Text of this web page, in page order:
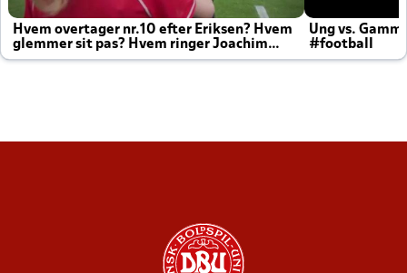
Hvem overtager nr.10 efter Eriksen? Hvem
glemmer sit pas? Hvem ringer Joachim
altid til efter kampe?
Ung vs.
#football